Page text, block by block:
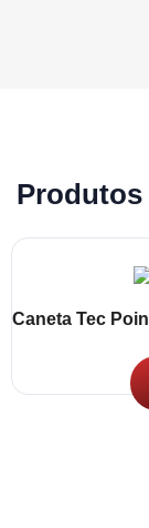
Produtos
Caneta Tec